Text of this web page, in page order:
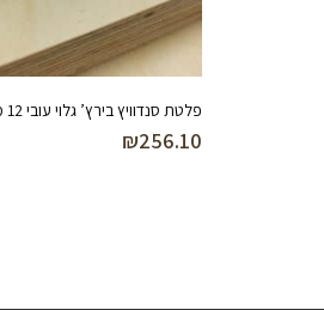
פלטת סנדוויץ בירץ’ גלוי עובי 12 מ”מ
₪256.10